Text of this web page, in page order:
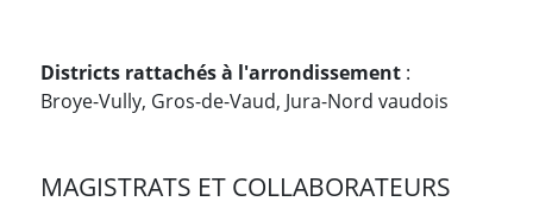
Districts rattachés à l'arrondissement :
Broye-Vully, Gros-de-Vaud, Jura-Nord vaudois
MAGISTRATS ET COLLABORATEURS